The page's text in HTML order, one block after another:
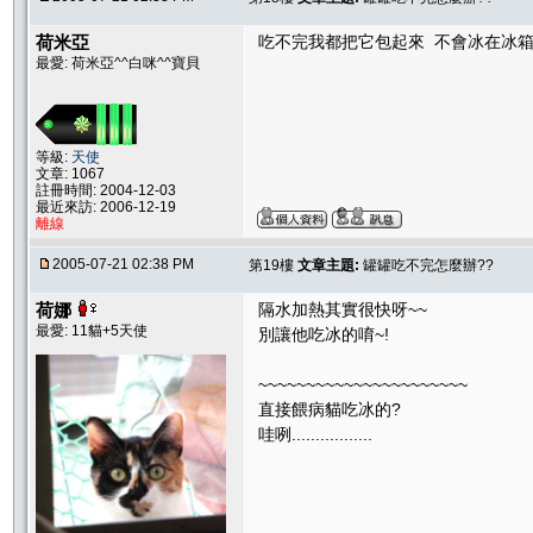
荷米亞
最愛: 荷米亞^^白咪^^寶貝
等級: 天使
文章: 1067
註冊時間: 2004-12-03
最近來訪: 2006-12-19
離線
吃不完我都把它包起來 不會冰在冰
2005-07-21 02:38 PM 第19樓 文章主題: 罐罐吃不完怎麼辦??
荷娜
最愛: 11貓+5天使
隔水加熱其實很快呀~~
別讓他吃冰的唷~!
~~~~~~~~~~~~~~~~~~~~~~
直接餵病貓吃冰的?
哇咧.................